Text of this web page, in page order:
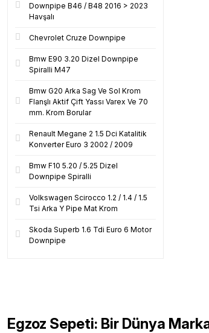
Downpipe B46 / B48 2016 > 2023
Havşalı
Chevrolet Cruze Downpipe
Bmw E90 3.20 Dizel Downpipe
Spiralli M47
Bmw G20 Arka Sag Ve Sol Krom
Flanşlı Aktif Çift Yassı Varex Ve 70
mm. Krom Borular
Renault Megane 2 1.5 Dci Katalitik
Konverter Euro 3 2002 / 2009
Bmw F10 5.20 / 5.25 Dizel
Downpipe Spiralli
Volkswagen Scirocco 1.2 / 1.4 / 1.5
Tsi Arka Y Pipe Mat Krom
Skoda Superb 1.6 Tdi Euro 6 Motor
Downpipe
Egzoz Sepeti: Bir Dünya